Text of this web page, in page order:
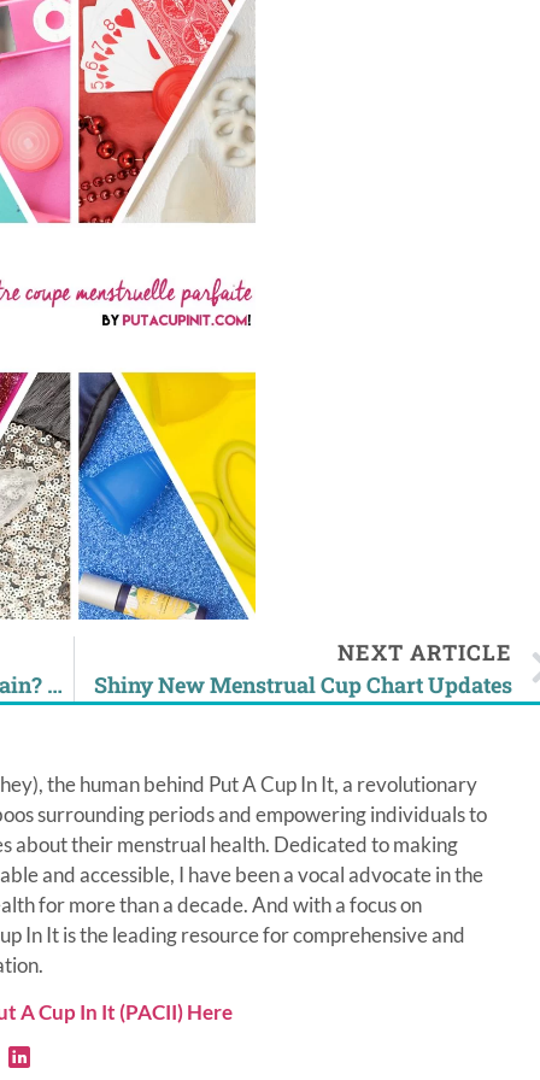
Does CBD Oil Work for Menstrual Pain? We tried it.
NEXT ARTICLE
Shiny New Menstrual Cup Chart Updates
the human behind Put A Cup In It, a revolutionary
surrounding periods and empowering individuals to
about their menstrual health. Dedicated to making
and accessible, I have been a vocal advocate in the
for more than a decade. And with a focus on
In It is the leading resource for comprehensive and
A Cup In It (PACII) Here